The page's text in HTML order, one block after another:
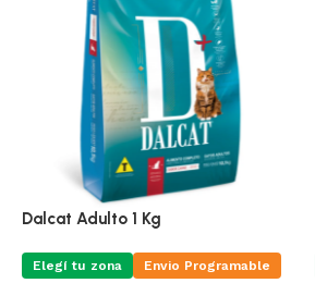
Alimento Dalcat Adulto 25 Kg +